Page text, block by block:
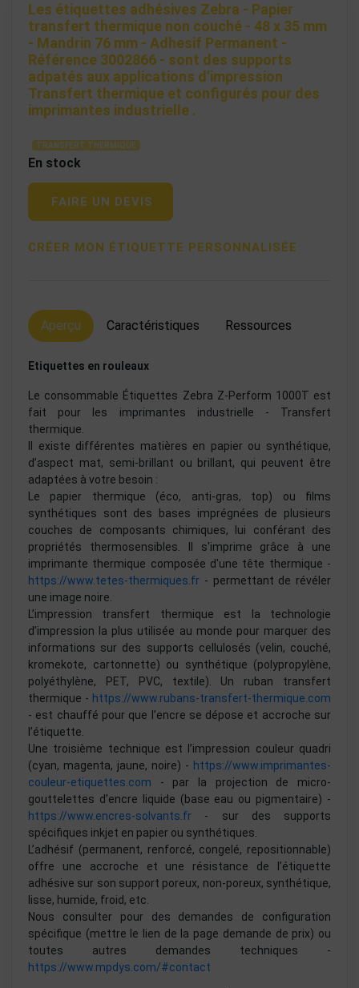
Les étiquettes adhésives Zebra - Papier
transfert thermique non couché - 48 x 35 mm
- Mandrin 76 mm - Adhesif Permanent -
Référence 3002866 - sont des supports
adpatés aux applications d’impression
Transfert thermique et configurés pour des
imprimantes industrielle .
TRANSFERT THERMIQUE
En stock
FAIRE UN DEVIS
CRÉER MON ÉTIQUETTE PERSONNALISÉE
Aperçu Caractéristiques Ressources
Etiquettes en rouleaux
Le consommable Étiquettes Zebra Z-Perform 1000T est
fait pour les imprimantes industrielle - Transfert
thermique.
Il existe différentes matières en papier ou synthétique,
d’aspect mat, semi-brillant ou brillant, qui peuvent être
adaptées à votre besoin :
Le papier thermique (éco, anti-gras, top) ou films
synthétiques sont des bases imprégnées de plusieurs
couches de composants chimiques, lui conférant des
propriétés thermosensibles. Il s'imprime grâce à une
imprimante thermique composée d'une tête thermique -
https://www.tetes-thermiques.fr - permettant de révéler
une image noire.
L’impression transfert thermique est la technologie
d’impression la plus utilisée au monde pour marquer des
informations sur des supports cellulosés (velin, couché,
kromekote, cartonnette) ou synthétique (polypropylène,
polyéthylène, PET, PVC, textile). Un ruban transfert
thermique - https://www.rubans-transfert-thermique.com
- est chauffé pour que l’encre se dépose et accroche sur
l’étiquette.
Une troisième technique est l’impression couleur quadri
(cyan, magenta, jaune, noire) - https://www.imprimantes-
couleur-etiquettes.com - par la projection de micro-
gouttelettes d’encre liquide (base eau ou pigmentaire) -
https://www.encres-solvants.fr - sur des supports
spécifiques inkjet en papier ou synthétiques.
L’adhésif (permanent, renforcé, congelé, repositionnable)
offre une accroche et une résistance de l’étiquette
adhésive sur son support poreux, non-poreux, synthétique,
lisse, humide, froid, etc.
Nous consulter pour des demandes de configuration
spécifique (mettre le lien de la page demande de prix) ou
toutes autres demandes techniques -
https://www.mpdys.com/#contact